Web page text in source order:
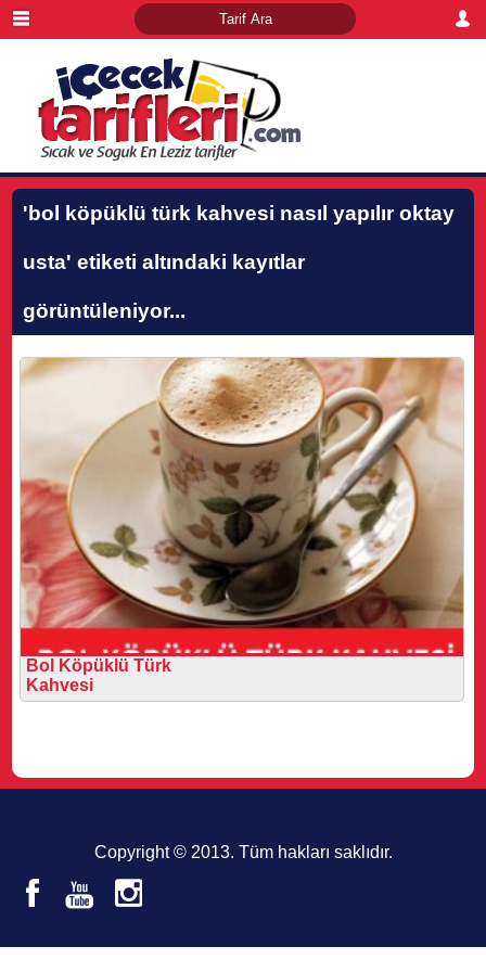
'bol köpüklü türk kahvesi nasıl yapılır oktay
usta' etiketi altındaki kayıtlar
görüntüleniyor...
Bol Köpüklü Türk
Kahvesi
Copyright © 2013. Tüm hakları saklıdır.